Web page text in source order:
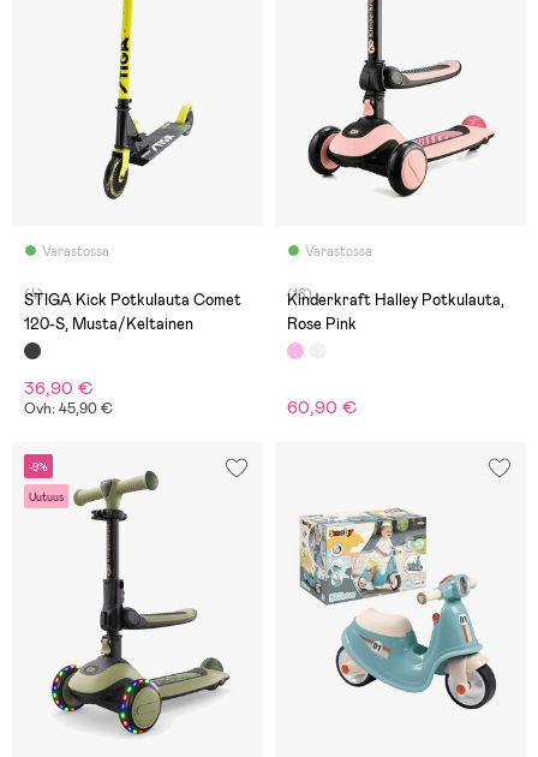
Varastossa
(4)
STIGA Kick Potkulauta Comet
120-S, Musta/Keltainen
36,90 €
Ovh: 45,90 €
Varastossa
(16)
Kinderkraft Halley Potkulauta,
Rose Pink
60,90 €
-9%
Uutuus